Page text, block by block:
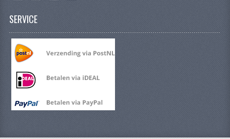
E SCOOTERS
SERVICE